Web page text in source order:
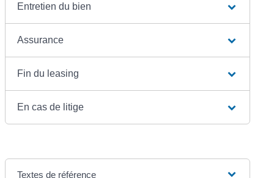
Entretien du bien
Assurance
Fin du leasing
En cas de litige
Textes de référence